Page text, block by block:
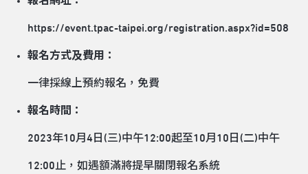
https://event.tpac-taipei.org/registration.aspx?id=508
報名方式及費用：
一律採線上預約報名，免費
報名時間：
2023年10月4日(三)中午12:00起至10月10日(二)中午
12:00止，如遇額滿將提早關閉報名系統